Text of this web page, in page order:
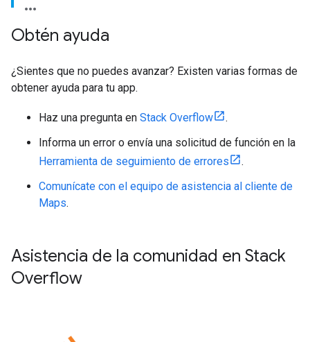
Obtén ayuda
¿Sientes que no puedes avanzar? Existen varias formas de
obtener ayuda para tu app.
Haz una pregunta en Stack Overflow
.
Informa un error o envía una solicitud de función en la
Herramienta de seguimiento de errores
.
Comunícate con el equipo de asistencia al cliente de
Maps.
Asistencia de la comunidad en Stack
Overflow